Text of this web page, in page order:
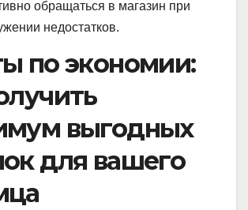
обращаться в магазин при
недостатков.
по экономии:
выгодных
для вашего